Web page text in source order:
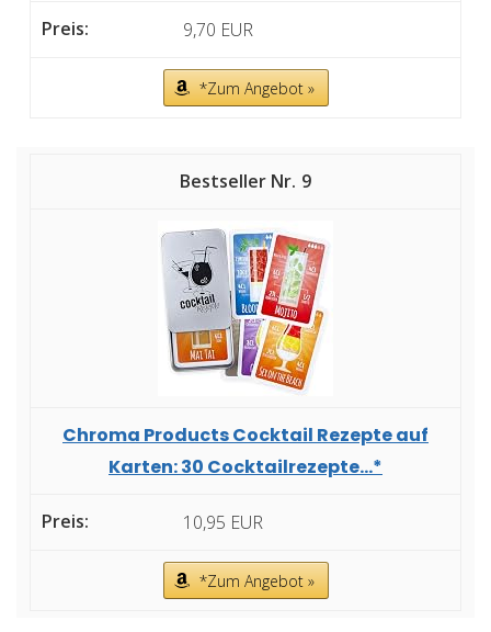
9,70 EUR
*Zum Angebot »
9
Chroma Products Cocktail Rezepte auf
Karten: 30 Cocktailrezepte...*
10,95 EUR
*Zum Angebot »